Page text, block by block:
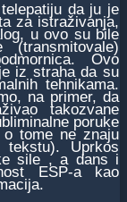
da ju je
za istraživanja,
u ovo su bile
Ovo
iz straha da su
tehnikama.
na primer, da
takozvane
poruke
tome ne znaju
Uprkos
sile , a dans i
ESP-a kao